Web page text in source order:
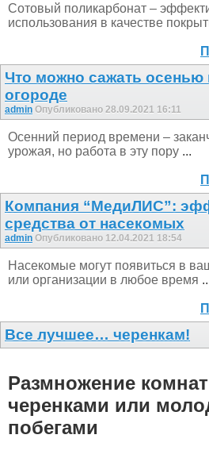
Сотовый поликарбонат –
использования в качестве
Что можно сажать осенью
огороде
admin Опубликовано 28.09.2021 16:11
Осенний период времени –
урожая, но работа в эту пору ...
Компания “МедиЛИС”:
средства от насекомых
admin Опубликовано 12.04.2021 18:54
Насекомые могут появиться в
или организации в любое время
Все лучшее… черенкам!
Размножение
черенками или
побегами